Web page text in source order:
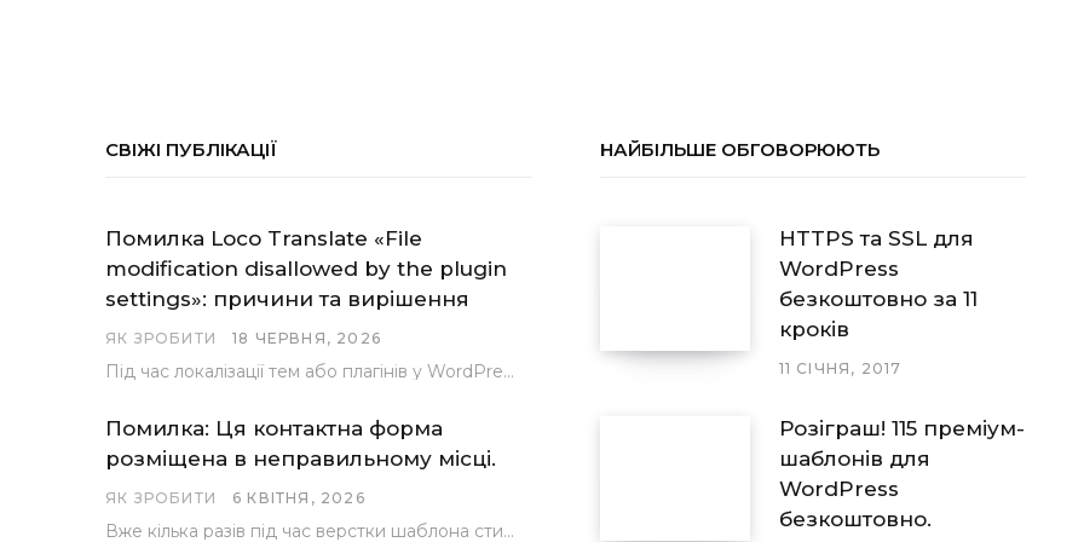
СВІЖІ ПУБЛІКАЦІЇ
Помилка Loco Translate «File
modification disallowed by the plugin
settings»: причини та вирішення
ЯК ЗРОБИТИ 18 ЧЕРВНЯ, 2026
Під час локалізації тем або плагінів у WordPress за допомогою популярного інструменту Loco Translate розробники…
Помилка: Ця контактна форма
розміщена в неправильному місці.
ЯК ЗРОБИТИ 6 КВІТНЯ, 2026
Вже кілька разів під час верстки шаблона стикалися з проблемою, коли замість контактної форми, згенерованої…
НАЙБІЛЬШЕ ОБГОВОРЮЮТЬ
HTTPS та SSL для
WordPress
безкоштовно за 11
кроків
11 СІЧНЯ, 2017
Розіграш! 115 преміум-
шаблонів для
WordPress
безкоштовно.